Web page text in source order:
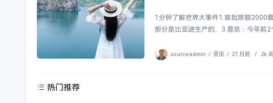
1分钟了解世界大事件1.首批限额2000
部分是比亚迪生产的。3.普京：今年前2
sourceadmin / 资讯 / 27 月前 / 2k
热门推荐